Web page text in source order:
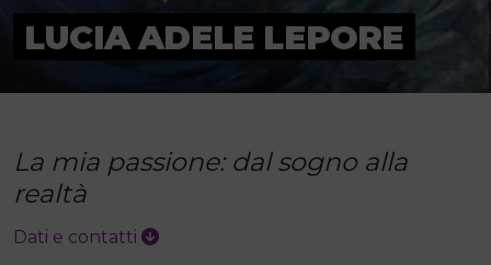
LUCIA ADELE LEPORE
La mia passione: dal sogno alla
realtà
Dati e contatti